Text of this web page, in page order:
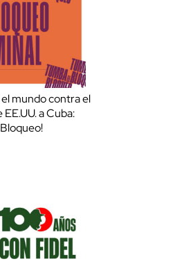
el mundo contra el
a Cuba: